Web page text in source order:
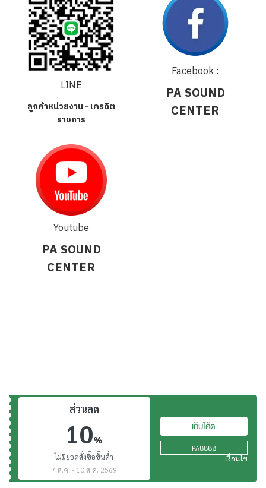
LINE
ลูกค้าหน่วยงาน - เครดิต
ราชการ
Facebook :
PA SOUND
CENTER
Youtube
PA SOUND
CENTER
ส่วนลด
10%
ไม่มียอดสั่งซื้อขั้นต่ำ
7 ส.ค. - 10 ส.ค. 2569
เก็บโค้ด
PA8888
เงื่อนไข